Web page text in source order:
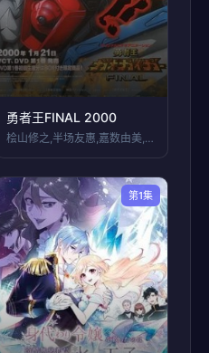
勇者王FINAL 2000
桧山修之,半场友惠,嘉数由美,川澄绫子,
第1集